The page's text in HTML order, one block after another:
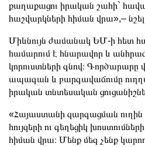
քաղաքացու իրական շահի`
հաշվարկների հիման վրա»,–
Միևնույն ժամանակ ԵՄ-ի հետ
համարում է հնարավոր և
կորուստների գնով։
ապագան և բարգավաճումը
իրական տնտեսական
«Հայաստանի զարգացման ուղին
հույզերի ու գեղեցիկ
հիման վրա։ Մենք մեզ չենք